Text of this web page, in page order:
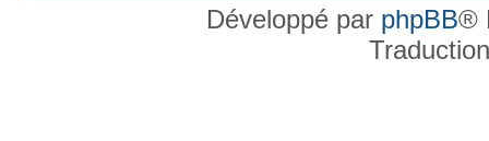
Développé par phpBB®